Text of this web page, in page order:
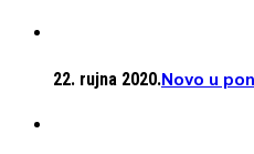
22. rujna 2020.Novo u